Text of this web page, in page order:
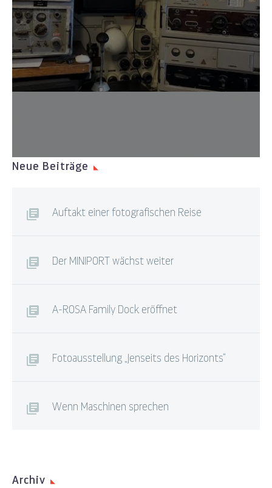
Neue Beiträge
Auftakt einer fotografischen Reise
Der MINIPORT wächst weiter
A-ROSA Family Dock eröffnet
Fotoausstellung „Jenseits des Horizonts“
Wenn Maschinen sprechen
Archiv